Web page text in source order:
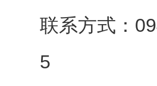
联系方式：
5